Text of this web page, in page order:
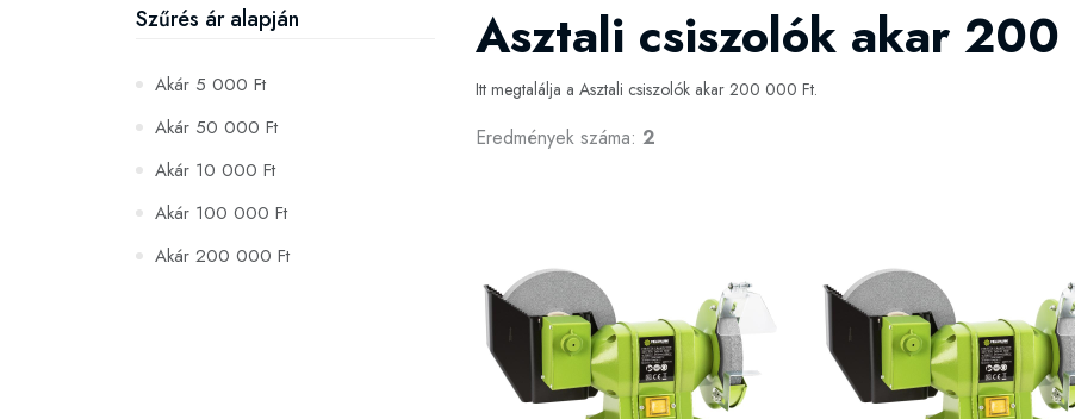
Szűrés ár alapján
Akár 5 000 Ft
Akár 50 000 Ft
Akár 10 000 Ft
Akár 100 000 Ft
Akár 200 000 Ft
Asztali csiszolók akar
Itt megtalálja a Asztali csiszolók akar 200 000 Ft.
Eredmények száma: 2